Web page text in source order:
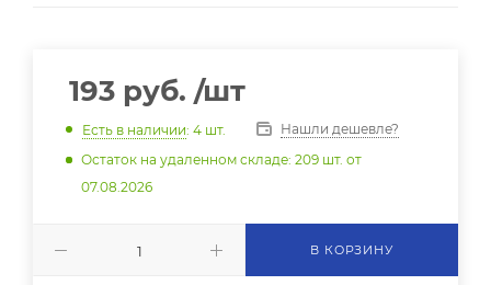
193 руб. /шт
Есть в наличии: 4 шт.
Нашли дешевле?
Остаток на удаленном складе: 209 шт. от
07.08.2026
В КОРЗИНУ